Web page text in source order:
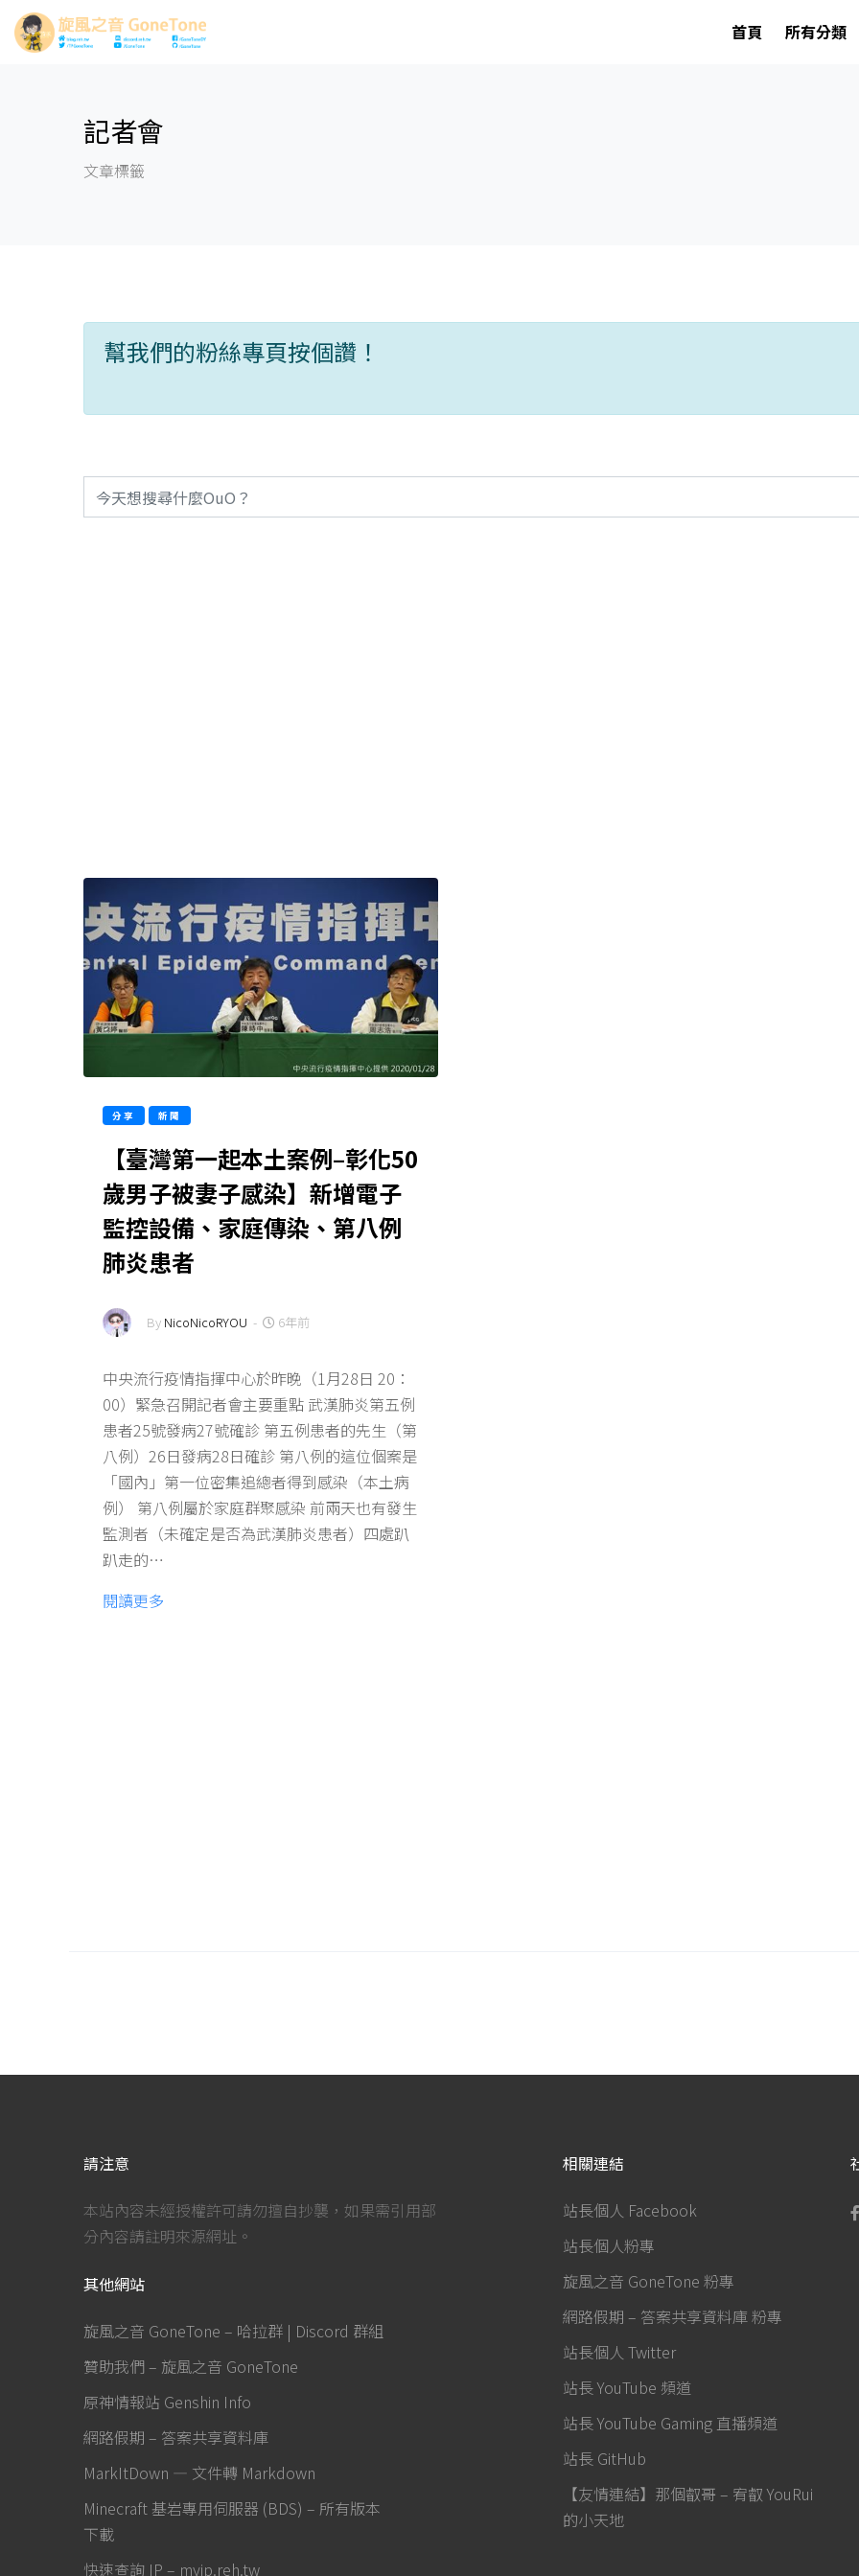
首頁 所有分類
記者會
文章標籤
幫我們的粉絲專頁按個讚！
分享 新聞
【臺灣第一起本土案例–彰化50
歲男子被妻子感染】新增電子
監控設備、家庭傳染、第八例
肺炎患者
By NicoNicoRYOU - 6年前
中央流行疫情指揮中心於昨晚（1月28日 20：
00）緊急召開記者會主要重點 武漢肺炎第五例
患者25號發病27號確診 第五例患者的先生（第
八例）26日發病28日確診 第八例的這位個案是
「國內」第一位密集追總者得到感染（本土病
例） 第八例屬於家庭群聚感染 前兩天也有發生
監測者（未確定是否為武漢肺炎患者）四處趴
趴走的…
閱讀更多
請注意
本站內容未經授權許可請勿擅自抄襲，如果需引用部
分內容請註明來源網址。
其他網站
旋風之音 GoneTone – 哈拉群 | Discord 群組
贊助我們 – 旋風之音 GoneTone
原神情報站 Genshin Info
網路假期 – 答案共享資料庫
MarkItDown — 文件轉 Markdown
Minecraft 基岩專用伺服器 (BDS) – 所有版本
下載
快速查詢 IP – myip.reh.tw
相關連結
站長個人 Facebook
站長個人粉專
旋風之音 GoneTone 粉專
網路假期 – 答案共享資料庫 粉專
站長個人 Twitter
站長 YouTube 頻道
站長 YouTube Gaming 直播頻道
站長 GitHub
【友情連結】那個叡哥 – 宥叡 YouRui
的小天地